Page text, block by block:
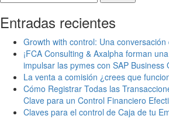
Entradas recientes
Growth with control: Una
¡FCA Consulting & Axalpha forman
impulsar las pymes con SAP Business
La venta a comisión ¿crees que
Cómo Registrar Todas las
Clave para un Control Financiero
Claves para el control de Caja de tu